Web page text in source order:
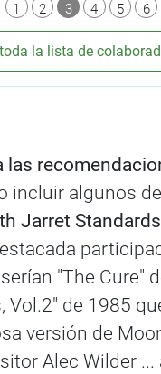
1 2 3 4 5 6
la lista de
las
incluir algunos
Jarret Standards
"The Cure"
Vol.2" de 1985
versión de
Alec Wilder ...